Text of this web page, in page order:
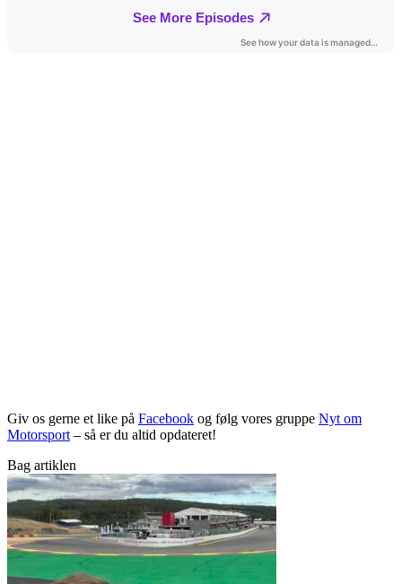
Giv os gerne et like på Facebook og følg vores gruppe Nyt om
Motorsport – så er du altid opdateret!
Bag artiklen